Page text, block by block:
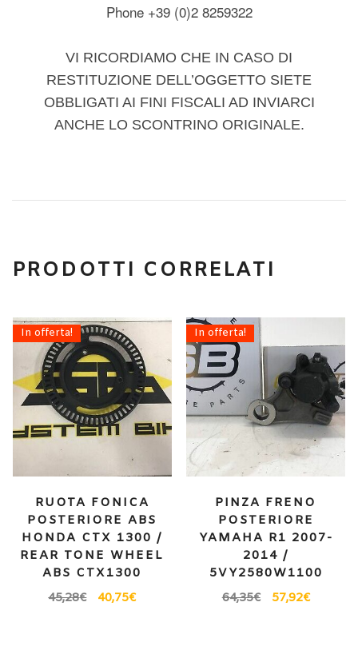
Phone +39 (0)2 8259322
VI RICORDIAMO CHE IN CASO DI
RESTITUZIONE DELL’OGGETTO SIETE
OBBLIGATI AI FINI FISCALI AD INVIARCI
ANCHE LO SCONTRINO ORIGINALE.
PRODOTTI CORRELATI
In offerta!
RUOTA FONICA
POSTERIORE ABS
HONDA CTX 1300 /
REAR TONE WHEEL
ABS CTX1300
45,28€ 40,75€
In offerta!
PINZA FRENO
POSTERIORE
YAMAHA R1 2007-
2014 /
5VY2580W1100
64,35€ 57,92€